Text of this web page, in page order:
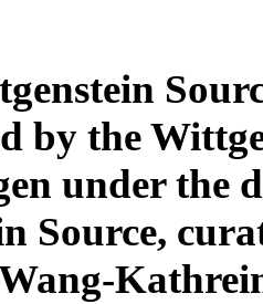
by the
under the
Source,